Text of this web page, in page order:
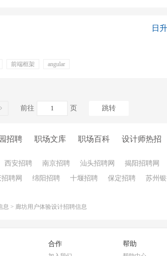
前端框架
angular
日
前往 页 跳转
招聘 职场文库 职场百科 设计师热招
西安招聘 南京招聘 汕头招聘网 揭阳招聘网
聘网 绵阳招聘 十堰招聘 保定招聘 苏州
息 > 廊坊用户体验设计招聘信息
合作 帮助